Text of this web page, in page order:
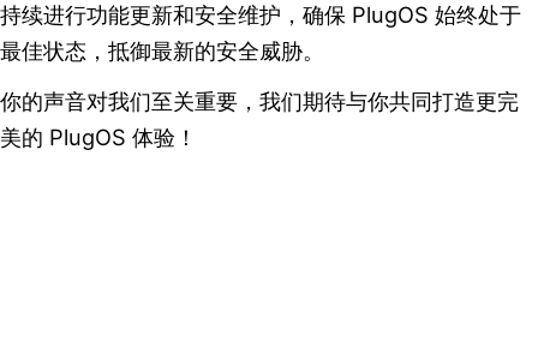
持续进行功能更新和安全维护，确保 PlugOS 始终处于
最佳状态，抵御最新的安全威胁。
你的声音对我们至关重要，我们期待与你共同打造更完
美的 PlugOS 体验！